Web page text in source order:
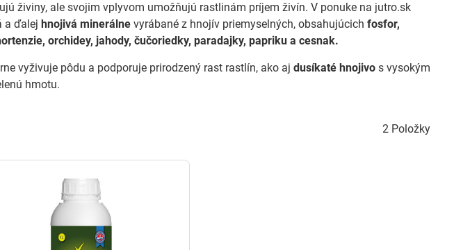
živiny, ale svojim vplyvom umožňujú rastlinám príjem živín. V ponuke na jutro.sk
a ďalejhnojivá minerálne vyrábané z hnojív priemyselných, obsahujúcichfosfor,
orchidey, jahody, čučoriedky, paradajky, papriku a cesnak.
vyživuje pôdu a podporuje prirodzený rast rastlín, ako ajdusíkaté hnojivo s vysokým
hmotu.
2 Položky